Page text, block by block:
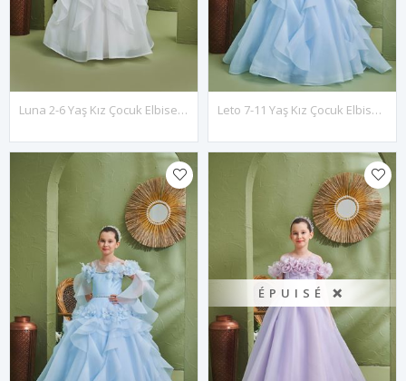
Luna 2-6 Yaş Kız Çocuk Elbise 20167 Kırık Beyaz Leto 7-11 Yaş Kız Çocuk Elbise 30195 Bebe Mavi
ÉPUISÉ ❌